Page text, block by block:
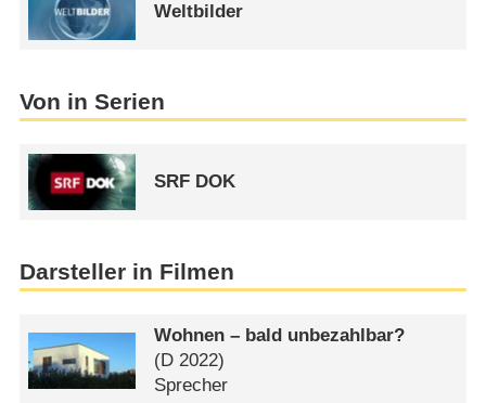
Weltbilder
Von in Serien
SRF DOK
Darsteller in Filmen
Wohnen – bald unbezahlbar?
(D 2022)
Sprecher